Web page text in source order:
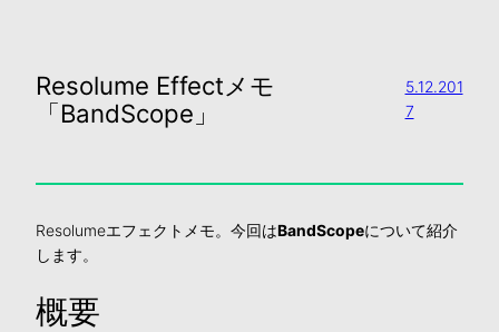
Resolume Effectメモ
「BandScope」
5.12.201
7
Resolumeエフェクトメモ。今回はBandScopeについて紹介
します。
概要